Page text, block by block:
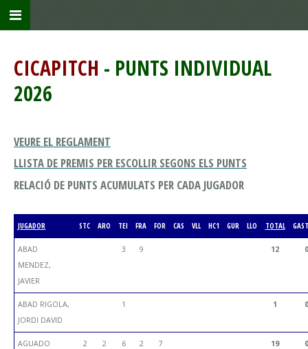
CICAPITCH - PUNTS INDIVIDUAL
2026
VEURE EL REGLAMENT
LLISTA DE PREMIS PER ESCOLLIR SEGONS ELS PUNTS
RELACIÓ DE PUNTS ACUMULATS PER CADA JUGADOR
JUGADOR STC ARO TEI FRA FOR CAS VLL HC1 GUR LLO TOTAL
ABAD
MENDEZ,
JAVIER
3 9 12 0
ABAD RIGOLA,
JORDI DAVID
1 1 0
AGUADO
2 2 6 2 7 19 0